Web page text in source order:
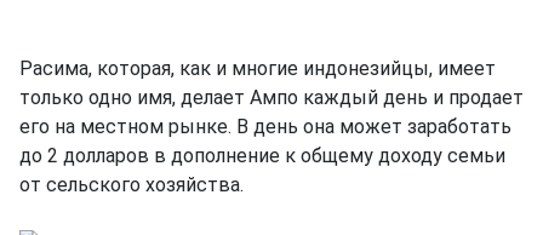
Расима, которая, как и многие индонезийцы, имеет
только одно имя, делает Ампо каждый день и продает
его на местном рынке. В день она может заработать
до 2 долларов в дополнение к общему доходу семьи
от сельского хозяйства.